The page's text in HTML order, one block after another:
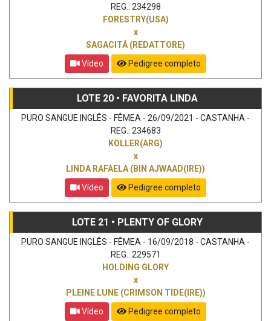
REG.: 234298
FORESTRY(USA)
x
SAGACITÁ (REDATTORE)
Vídeo
Pedigree completo
LOTE 20 • FAVORITA LINDA
PURO SANGUE INGLÊS - FÊMEA - 26/09/2021 - CASTANHA -
REG.: 234683
KOLLER(ARG)
x
LINDA RAFAELA (BIN AJWAAD(IRE))
Vídeo
Pedigree completo
LOTE 21 • PLENTY OF GLORY
PURO SANGUE INGLÊS - FÊMEA - 16/09/2018 - CASTANHA -
REG.: 229571
HOLDING GLORY
x
PLEINE LUNE (CRIMSON TIDE(IRE))
Vídeo
Pedigree completo